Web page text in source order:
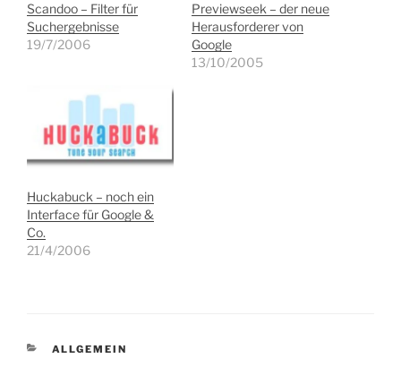
Scandoo – Filter für
Suchergebnisse
19/7/2006
Previewseek – der neue
Herausforderer von
Google
13/10/2005
Huckabuck – noch ein
Interface für Google &
Co.
21/4/2006
KATEGORIEN
ALLGEMEIN